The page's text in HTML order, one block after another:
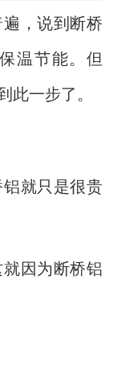
，说到断桥
温节能。但
此一步了。
就只是很贵
因为断桥铝